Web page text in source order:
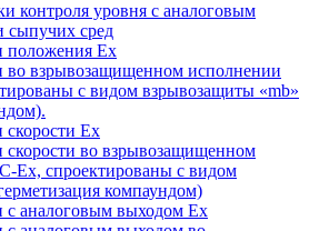
контроля уровня с аналоговым
сыпучих сред
положения Ех
во взрывозащищенном исполнении
с видом взрывозащиты «mb»
Ех
во взрывозащищенном
Ех, спроектированы с видом
компаундом)
с аналоговым выходом Ех